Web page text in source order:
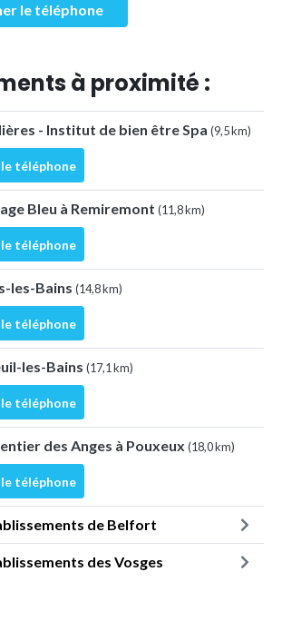
le téléphone
à proximité :
- Institut de bien être Spa (9,5 km)
téléphone
Bleu à Remiremont (11,8 km)
téléphone
les-Bains (14,8 km)
téléphone
les-Bains (17,1 km)
téléphone
des Anges à Pouxeux (18,0 km)
téléphone
de Belfort
des Vosges